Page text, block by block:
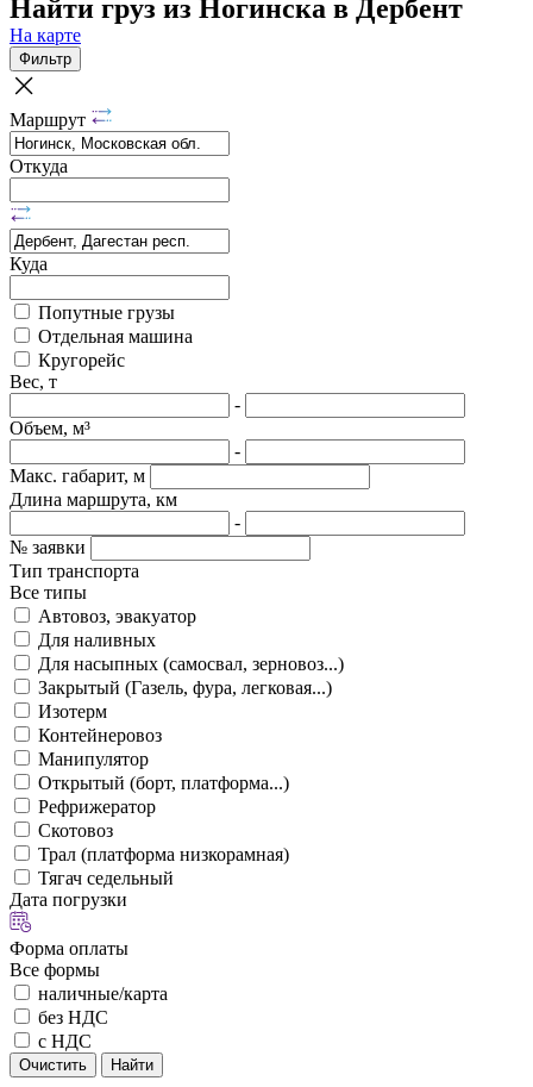
Найти груз из Ногинска в Дербент
На карте
Фильтр
Маршрут
Откуда
Куда
Попутные грузы
Отдельная машина
Кругорейс
Вес, т
-
Объем, м³
-
Макс. габарит, м
Длина маршрута, км
-
№ заявки
Тип транспорта
Все типы
Автовоз, эвакуатор
Для наливных
Для насыпных (самосвал, зерновоз...)
Закрытый (Газель, фура, легковая...)
Изотерм
Контейнеровоз
Манипулятор
Открытый (борт, платформа...)
Рефрижератор
Скотовоз
Трал (платформа низкорамная)
Тягач седельный
Дата погрузки
Форма оплаты
Все формы
наличные/карта
без НДС
с НДС
Очистить Найти